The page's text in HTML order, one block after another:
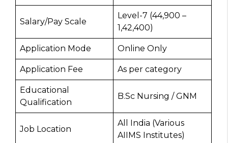
Salary/Pay Scale
Level-7 (₹44,900 –
₹1,42,400)
Application Mode Online Only
Application Fee As per category
Educational
Qualification
B.Sc Nursing / GNM
Job Location
All India (Various
AIIMS Institutes)